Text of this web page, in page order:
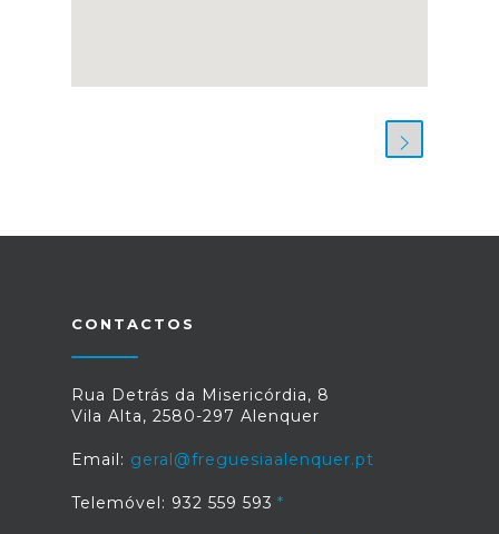
CONTACTOS
Rua Detrás da Misericórdia, 8
Vila Alta, 2580-297 Alenquer
Email: geral@freguesiaalenquer.pt
Telemóvel: 932 559 593